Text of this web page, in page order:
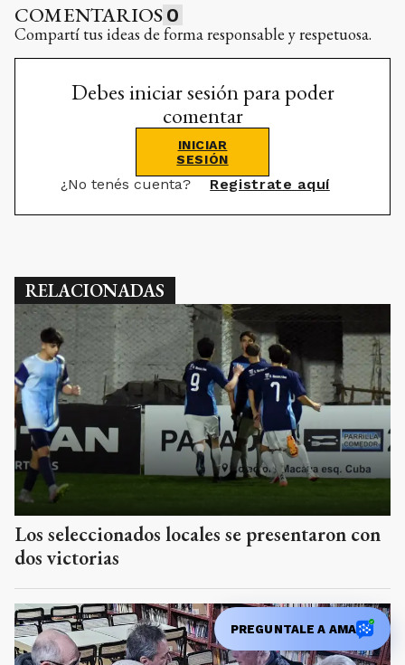
COMENTARIOS 0
Compartí tus ideas de forma responsable y respetuosa.
Debes iniciar sesión para poder
comentar
INICIAR
SESIÓN
¿No tenés cuenta? Registrate aquí
RELACIONADAS
Los seleccionados locales se presentaron con
dos victorias
PREGUNTALE A AMA